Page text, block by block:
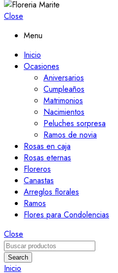
Close
Menu
Inicio
Ocasiones
Aniversarios
Cumpleaños
Matrimonios
Nacimientos
Peluches sorpresa
Ramos de novia
Rosas en caja
Rosas eternas
Floreros
Canastas
Arreglos florales
Ramos
Flores para Condolencias
Close
Search
Inicio